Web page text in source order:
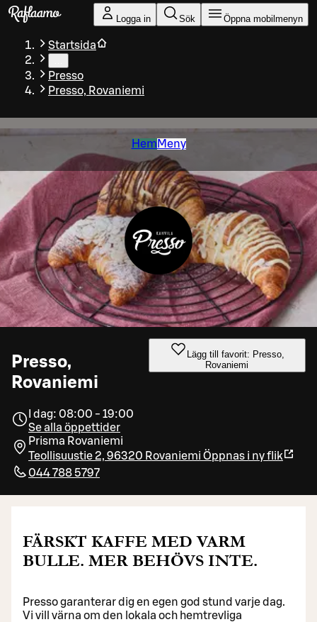
Gå till huvudinnehållet
Logga in Sök Öppna mobilmenyn
Startsida
Presso
Presso, Rovaniemi
Hem Meny
Presso,
Rovaniemi
Lägg till favorit: Presso,
Rovaniemi
I dag: 08:00 - 19:00
Se alla öppettider
Prisma Rovaniemi
Teollisuustie 2, 96320 Rovaniemi Öppnas i ny flik
044 788 5797
FÄRSKT KAFFE MED VARM
BULLE. MER BEHÖVS INTE.
Presso garanterar dig en egen god stund varje dag.
Vi vill värna om den lokala och hemtrevliga